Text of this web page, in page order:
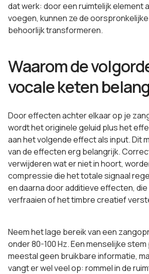
dat werk: door een ruimtelijk element
voegen, kunnen ze de
behoorlijk transformeren.
Waarom de
vocale keten
Door effecten achter elkaar op je
wordt het originele geluid plus het
aan het volgende effect als input. Dit
van de effecten erg belangrijk.
verwijderen wat er niet in hoort,
compressie die het totale signaal
en daarna door additieve effecten,
verfraaien of het timbre creatief
Neem het lage bereik van een
onder 80-100 Hz. Een menselijke
meestal geen bruikbare informatie,
vangt er wel veel op: rommel in de